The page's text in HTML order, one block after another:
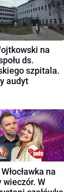
na
ds.
szpitala.
audyt
na
wieczór. W